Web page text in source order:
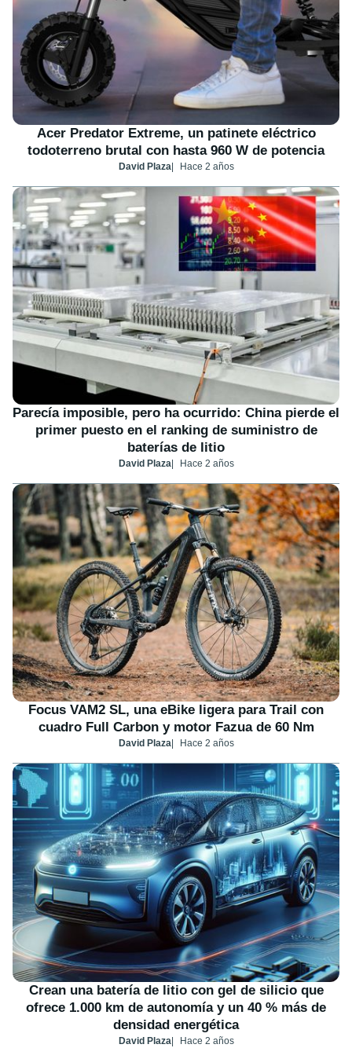
Acer Predator Extreme, un patinete eléctrico
todoterreno brutal con hasta 960 W de potencia
David Plaza Hace 2 años
Parecía imposible, pero ha ocurrido: China pierde el
primer puesto en el ranking de suministro de
baterías de litio
David Plaza Hace 2 años
Focus VAM2 SL, una eBike ligera para Trail con
cuadro Full Carbon y motor Fazua de 60 Nm
David Plaza Hace 2 años
Crean una batería de litio con gel de silicio que
ofrece 1.000 km de autonomía y un 40 % más de
densidad energética
David Plaza Hace 2 años